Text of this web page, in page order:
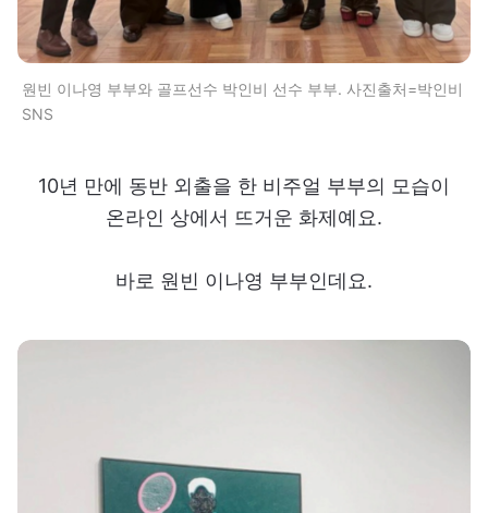
원빈 이나영 부부와 골프선수 박인비 선수 부부. 사진출처=박인비
SNS
10년 만에 동반 외출을 한 비주얼 부부의 모습이
온라인 상에서 뜨거운 화제예요.
바로 원빈 이나영 부부인데요.